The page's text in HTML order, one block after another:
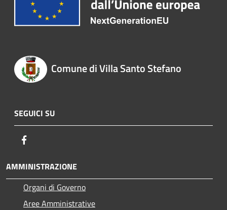
Comune di Villa Santo Stefano
SEGUICI SU
AMMINISTRAZIONE
Organi di Governo
Aree Amministrative